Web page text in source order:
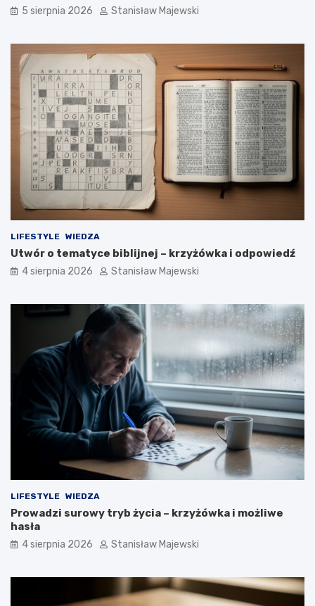
5 sierpnia 2026 Stanisław Majewski
LIFESTYLE WIEDZA
Utwór o tematyce biblijnej – krzyżówka i odpowiedź
4 sierpnia 2026 Stanisław Majewski
LIFESTYLE WIEDZA
Prowadzi surowy tryb życia – krzyżówka i możliwe
hasła
4 sierpnia 2026 Stanisław Majewski